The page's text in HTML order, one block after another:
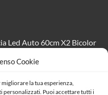
Cookie
la tua esperienza,
Puoi accettare tutti i
Led Auto 60cm X2 Bicolor
Lungo Sottile 12V